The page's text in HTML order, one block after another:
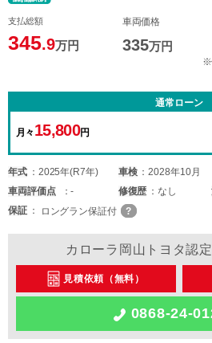
支払総額
345.9万円
車両価格
335万円
※
通常ローン
月々 15,800円
年式 2025年(R7年) 車検 2028年10月
車両評価点 - 修復歴 なし
保証
ロングラン保証付
カローラ岡山トヨタ認
見積依頼（無料）
0868-24-